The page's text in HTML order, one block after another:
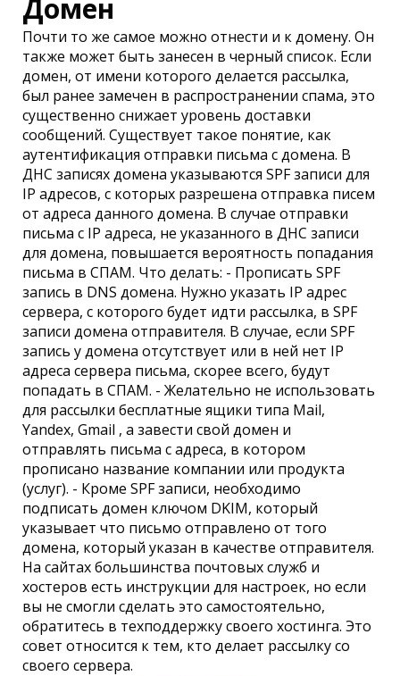
Домен
Почти то же самое можно отнести и к домену. Он
также может быть занесен в черный список. Если
домен, от имени которого делается рассылка,
был ранее замечен в распространении спама, это
существенно снижает уровень доставки
сообщений. Существует такое понятие, как
аутентификация отправки письма с домена. В
ДНС записях домена указываются SPF записи для
IP адресов, с которых разрешена отправка писем
от адреса данного домена. В случае отправки
письма с IP адреса, не указанного в ДНС записи
для домена, повышается вероятность попадания
письма в СПАМ. Что делать: - Прописать SPF
запись в DNS домена. Нужно указать IP адрес
сервера, с которого будет идти рассылка, в SPF
записи домена отправителя. В случае, если SPF
запись у домена отсутствует или в ней нет IP
адреса сервера письма, скорее всего, будут
попадать в СПАМ. - Желательно не использовать
для рассылки бесплатные ящики типа Mail,
Yandex, Gmail , а завести свой домен и
отправлять письма с адреса, в котором
прописано название компании или продукта
(услуг). - Кроме SPF записи, необходимо
подписать домен ключом DKIM, который
указывает что письмо отправлено от того
домена, который указан в качестве отправителя.
На сайтах большинства почтовых служб и
хостеров есть инструкции для настроек, но если
вы не смогли сделать это самостоятельно,
обратитесь в техподдержку своего хостинга. Это
совет относится к тем, кто делает рассылку со
своего сервера.